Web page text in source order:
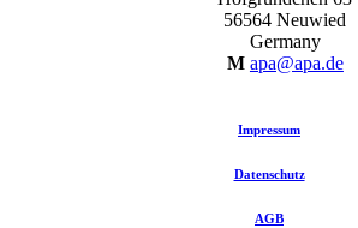
56564 Neuwied
Germany
M apa@apa.de
Impressum
Datenschutz
AGB